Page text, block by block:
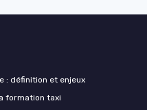
: définition et enjeux
formation taxi